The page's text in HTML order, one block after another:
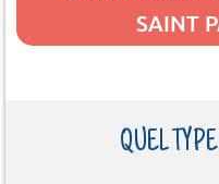
SAINT
QUEL